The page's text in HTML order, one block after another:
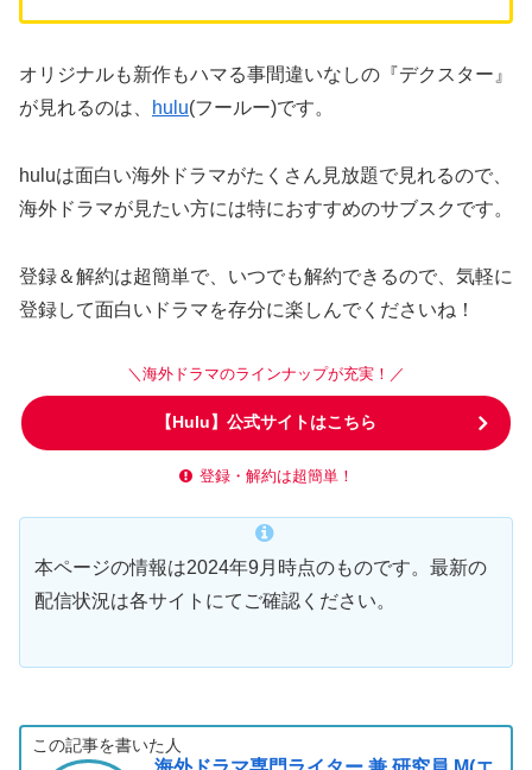
オリジナルも新作もハマる事間違いなしの『デクスター』
が見れるのは、
hulu(フールー)です。
huluは面白い海外ドラマがたくさん見放題で見れるので、
海外ドラマが見たい方には特におすすめのサブスクです。
登録＆解約は超簡単で、いつでも解約できるので、気軽に
登録して面白いドラマを存分に楽しんでくださいね！
＼海外ドラマのラインナップが充実！／
【Hulu】公式サイトはこちら
登録・解約は超簡単！
本ページの情報は2024年9月時点のものです。最新の
配信状況は各サイトにてご確認ください。
この記事を書いた人